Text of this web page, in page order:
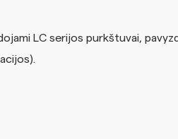
LC serijos purkštuvai,